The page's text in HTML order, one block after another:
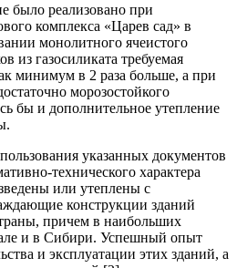
было реализовано при
комплекса «Царев сад» в
монолитного ячеистого
из газосиликата требуемая
минимум в 2 раза больше, а при
морозостойкого
бы и дополнительное утепление
указанных документов
технического характера
или утеплены с
конструкции зданий
причем в наибольших
и в Сибири. Успешный опыт
и эксплуатации этих зданий, а